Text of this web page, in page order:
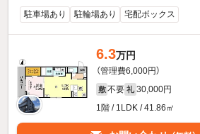
駐車場あり
駐輪場あり 宅配ボックス
6.3万円
（管理費6,000円）
敷 不要 礼 30,000円
1階 / 1LDK / 41.86㎡